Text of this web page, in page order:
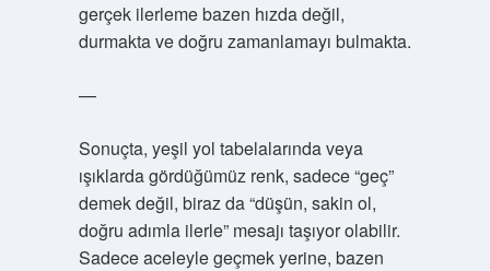
gerçek ilerleme bazen hızda değil,
durmakta ve doğru zamanlamayı bulmakta.
—
Sonuçta, yeşil yol tabelalarında veya
ışıklarda gördüğümüz renk, sadece “geç”
demek değil, biraz da “düşün, sakin ol,
doğru adımla ilerle” mesajı taşıyor olabilir.
Sadece aceleyle geçmek yerine, bazen